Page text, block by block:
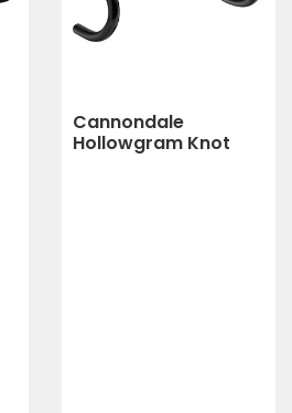
Cannondale
Hollowgram Knot